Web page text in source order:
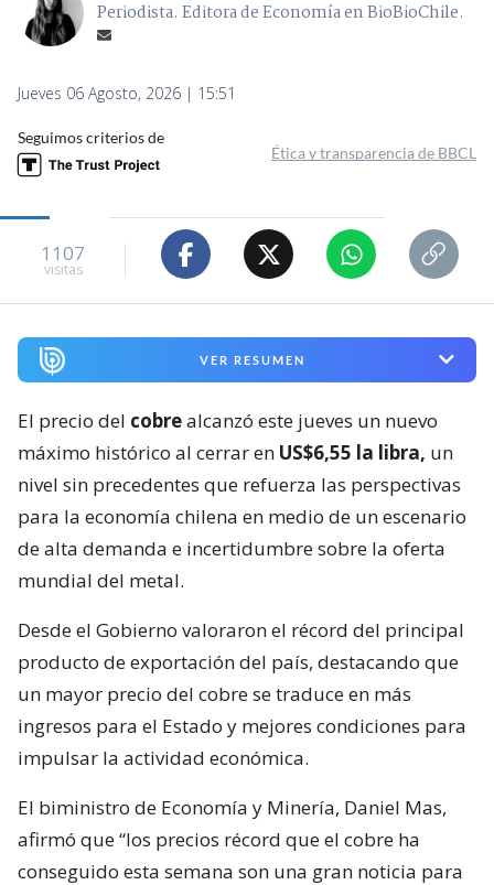
Periodista. Editora de Economía en BioBioChile.
Jueves 06 Agosto, 2026 | 15:51
Seguimos criterios de
Ética y transparencia de BBCL
1107
visitas
VER RESUMEN
El precio del cobrealcanzó este jueves un nuevo
máximo histórico al cerrar en US$6,55 la libra, un
nivel sin precedentes que refuerza las perspectivas
para la economía chilena en medio de un escenario
de alta demanda e incertidumbre sobre la oferta
mundial del metal.
Desde el Gobierno valoraron el récord del principal
producto de exportación del país, destacando que
un mayor precio del cobre se traduce en más
ingresos para el Estado y mejores condiciones para
impulsar la actividad económica.
El biministro de Economía y Minería, Daniel Mas,
afirmó que “los precios récord que el cobre ha
conseguido esta semana son una gran noticia para